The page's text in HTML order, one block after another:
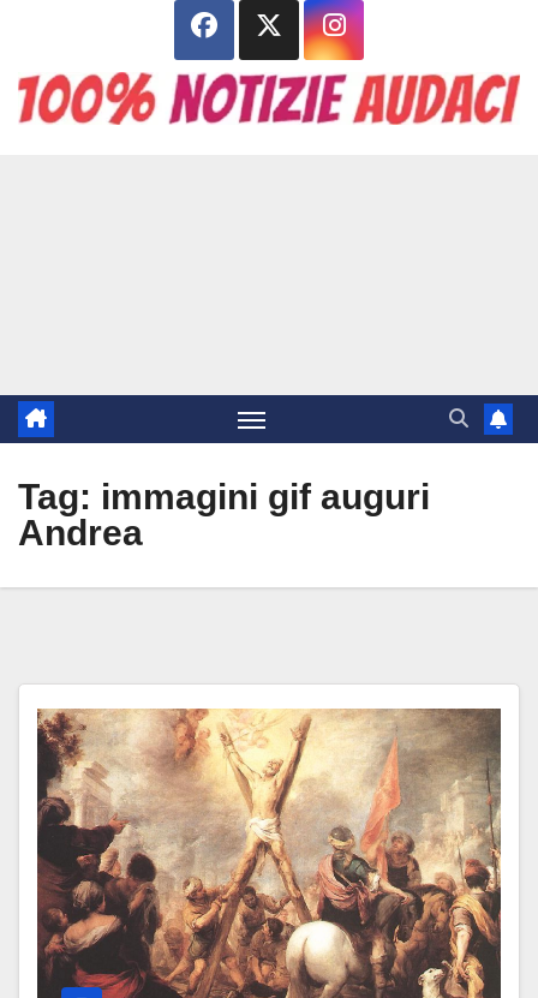
contenuto
Tag: immagini gif auguri
Andrea